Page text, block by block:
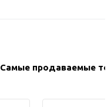
Самые продаваемые